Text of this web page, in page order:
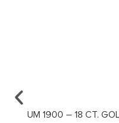
UM 1900 – 18 CT.